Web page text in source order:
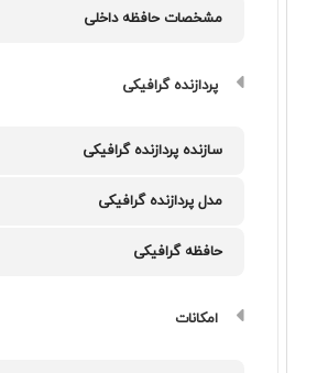
مشخصات حافظه داخلی
پردازنده گرافیکی
سازنده پردازنده گرافیکی
مدل پردازنده گرافیکی
حافظه گرافیکی
امکانات